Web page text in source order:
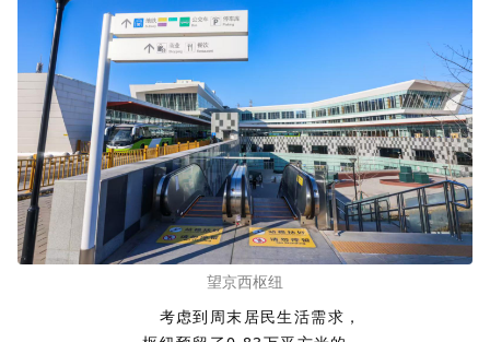
望京西枢纽
考虑到周末居民生活需求，